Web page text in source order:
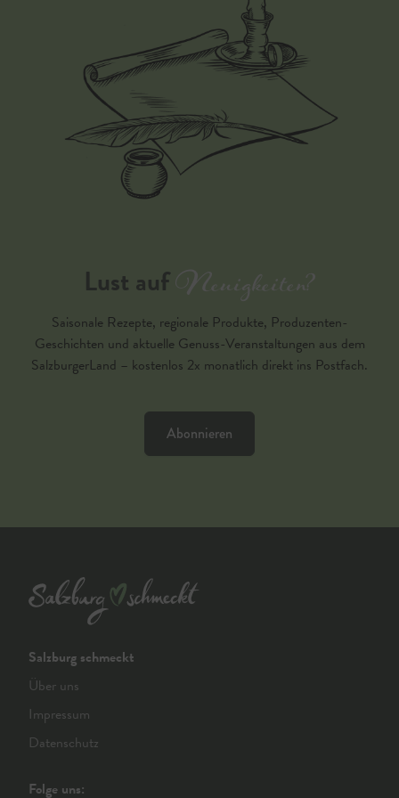
Lust aufNeuigkeiten?
Saisonale Rezepte, regionale Produkte, Produzenten-
Geschichten und aktuelle Genuss-Veranstaltungen aus dem
SalzburgerLand – kostenlos 2x monatlich direkt ins Postfach.
Abonnieren
Salzburg schmeckt
Über uns
Impressum
Datenschutz
Folge uns: